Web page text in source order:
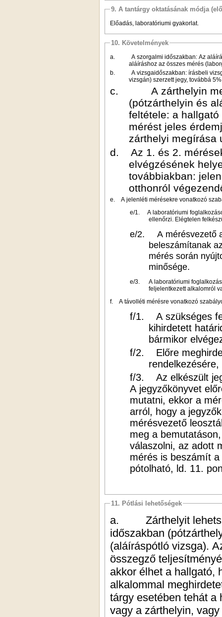
9. A tantárgy oktatásának módja
Előadás, laboratóriumi gyakorlat.
10. Követelmények
a.
A szorgalmi időszakban: Az
aláíráshoz az összes mérés
b.
A vizsgaidőszakban: írásbeli
vizsgán) szerzett jegy, továbbá
c.
A zárthelyin
(pótzárthelyin és
feltétele: a
mérést jeles
zárthelyi megírása
d. Az 1. és 2. mérések
elvégzésének
továbbiakban:
otthonról
e. A jelenléti mérésekre vonatkozó
e/1.
A laboratóriumi
ellenőrzi. Elégtelen
e/2.
A mérésvezető
beleszámítanak
mérés során
minősége.
e/3.
A laboratóriumi
feljelentkezett alkalomról
f. A távolléti mérésre vonatkozó
f/1. A szükséges
kihirdetett
bármikor
f/2. Előre
f/3. Az elkészült
A jegyzőkönyvet
mutatni, ekkor a
arról, hogy a
mérésvezető
meg a
válaszolni, az adott
mérés is beszámít
pótolható, ld. 11.
11. Pótlási lehetőségek
a.
Zárthelyit
időszakban
(aláíráspótló vizsga).
összegző
akkor élhet a hallgató,
alkalommal
tárgy esetében tehát a
vagy a zárthelyin,